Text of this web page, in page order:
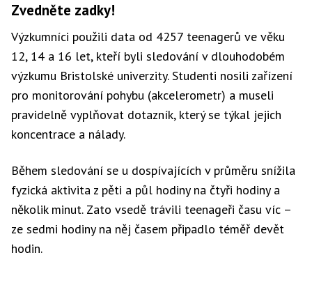
Zvedněte zadky!
Výzkumníci použili data od 4257 teenagerů ve věku
12, 14 a 16 let, kteří byli sledování v dlouhodobém
výzkumu Bristolské univerzity. Studenti nosili zařízení
pro monitorování pohybu (akcelerometr) a museli
pravidelně vyplňovat dotazník, který se týkal jejich
koncentrace a nálady.
Během sledování se u dospívajících v průměru snížila
fyzická aktivita z pěti a půl hodiny na čtyři hodiny a
několik minut. Zato vsedě trávili teenageři času víc –
ze sedmi hodiny na něj časem připadlo téměř devět
hodin.